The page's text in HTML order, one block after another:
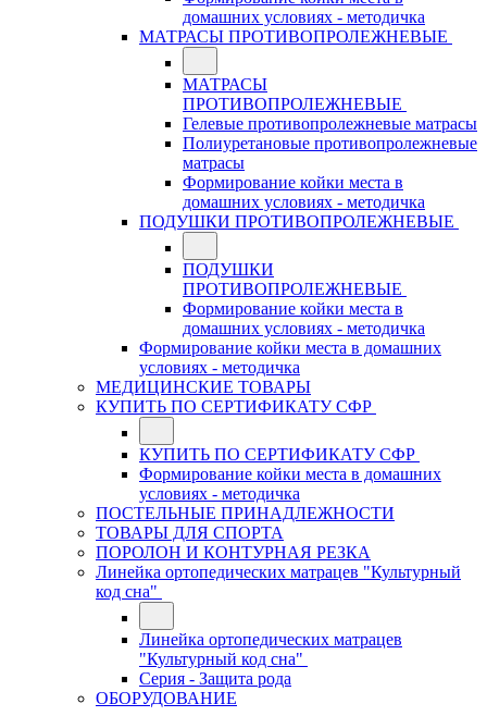
домашних условиях - методичка
МАТРАСЫ ПРОТИВОПРОЛЕЖНЕВЫЕ
МАТРАСЫ
ПРОТИВОПРОЛЕЖНЕВЫЕ
Гелевые противопролежневые матрасы
Полиуретановые противопролежневые
матрасы
Формирование койки места в
домашних условиях - методичка
ПОДУШКИ ПРОТИВОПРОЛЕЖНЕВЫЕ
ПОДУШКИ
ПРОТИВОПРОЛЕЖНЕВЫЕ
Формирование койки места в
домашних условиях - методичка
Формирование койки места в домашних
условиях - методичка
МЕДИЦИНСКИЕ ТОВАРЫ
КУПИТЬ ПО СЕРТИФИКАТУ СФР
КУПИТЬ ПО СЕРТИФИКАТУ СФР
Формирование койки места в домашних
условиях - методичка
ПОСТЕЛЬНЫЕ ПРИНАДЛЕЖНОСТИ
ТОВАРЫ ДЛЯ СПОРТА
ПОРОЛОН И КОНТУРНАЯ РЕЗКА
Линейка ортопедических матрацев "Культурный
код сна"
Линейка ортопедических матрацев
"Культурный код сна"
Серия - Защита рода
ОБОРУДОВАНИЕ